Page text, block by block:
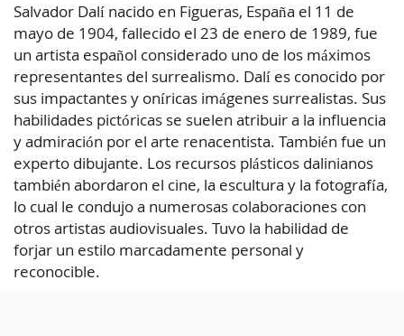
Salvador Dalí nacido en Figueras, España el 11 de
mayo de 1904, fallecido el 23 de enero de 1989, fue
un artista español considerado uno de los máximos
representantes del surrealismo. Dalí es conocido por
sus impactantes y oníricas imágenes surrealistas. Sus
habilidades pictóricas se suelen atribuir a la influencia
y admiración por el arte renacentista. También fue un
experto dibujante. Los recursos plásticos dalinianos
también abordaron el cine, la escultura y la fotografía,
lo cual le condujo a numerosas colaboraciones con
otros artistas audiovisuales. Tuvo la habilidad de
forjar un estilo marcadamente personal y
reconocible.